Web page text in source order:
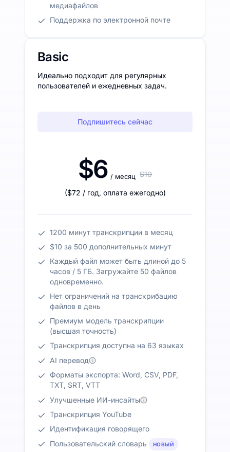
медиафайлов
Поддержка по электронной почте
Basic
Идеально подходит для регулярных
пользователей и ежедневных задач.
Подпишитесь сейчас
$6 / месяц $10
($72 / год, оплата ежегодно)
1200 минут транскрипции в месяц
$10 за 500 дополнительных минут
Каждый файл может быть длиной до 5
часов / 5 ГБ. Загружайте 50 файлов
одновременно.
Нет ограничений на транскрибацию
файлов в день
Премиум модель транскрипции
(высшая точность)
Транскрипция доступна на 63 языках
AI перевод
Форматы экспорта: Word, CSV, PDF,
TXT, SRT, VTT
Улучшенные ИИ-инсайты
Транскрипция YouTube
Идентификация говорящего
Пользовательский словарь
НОВЫЙ